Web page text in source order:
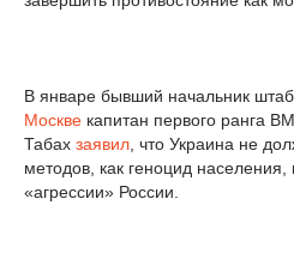
В январе бывший начальник
Москве капитан первого ранга
Табах заявил, что Украина не
методов, как геноцид населения,
«агрессии» России.